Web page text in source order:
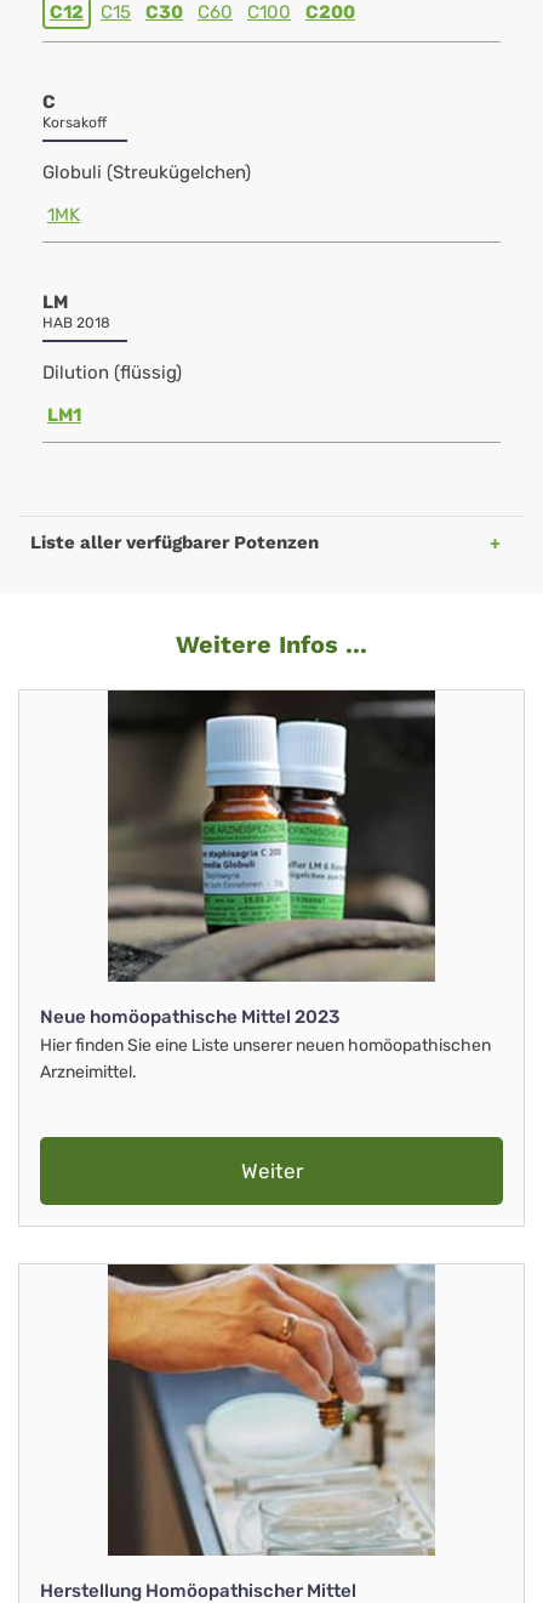
C12 C15 C30 C60 C100 C200
C
Korsakoff
Globuli (Streukügelchen)
1MK
LM
HAB 2018
Dilution (flüssig)
LM1
Liste aller verfügbarer Potenzen
Weitere Infos ...
Neue homöopathische Mittel 2023
Hier finden Sie eine Liste unserer neuen homöopathischen
Arzneimittel.
Weiter
Herstellung Homöopathischer Mittel